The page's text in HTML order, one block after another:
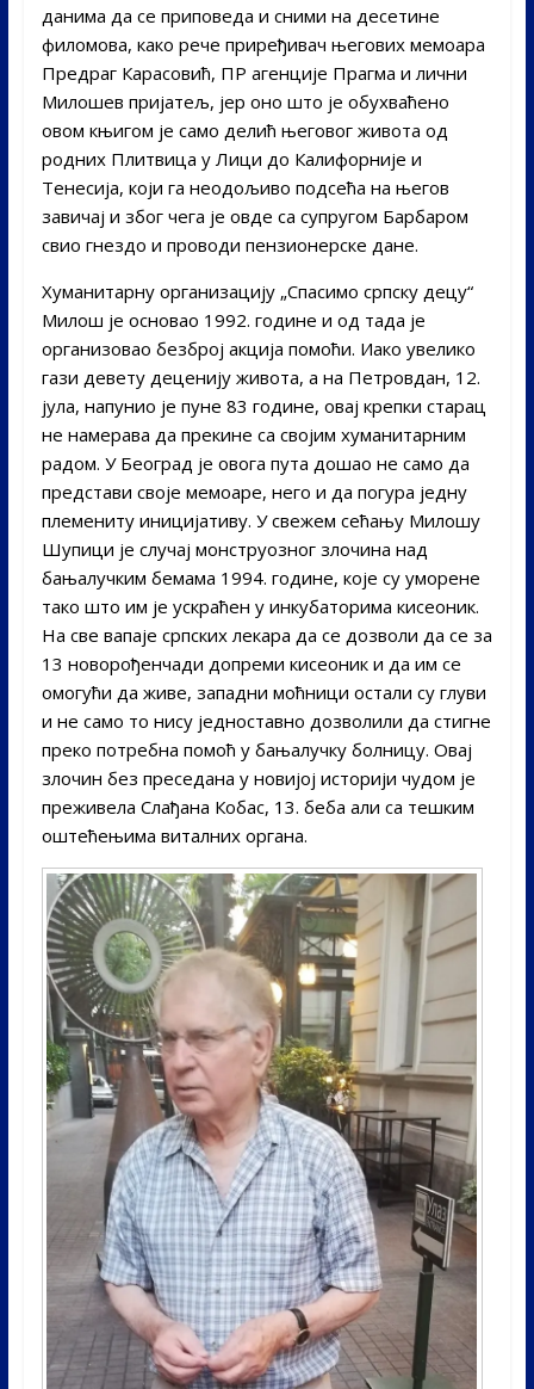
данима да се приповеда и сними на десетине
филомова, како рече приређивач његових мемоара
Предраг Карасовић, ПР агенције Прагма и лични
Милошев пријатељ, јер оно што је обухваћено
овом књигом је само делић његовог живота од
родних Плитвица у Лици до Калифорније и
Тенесија, који га неодољиво подсећа на његов
завичај и због чега је овде са супругом Барбаром
свио гнездо и проводи пензионерске дане.
Хуманитарну организацију „Спасимо српску децу“
Милош је основао 1992. године и од тада је
организовао безброј акција помоћи. Иако увелико
гази девету деценију живота, а на Петровдан, 12.
јула, напунио је пуне 83 године, овај крепки старац
не намерава да прекине са својим хуманитарним
радом. У Београд је овога пута дошао не само да
представи своје мемоаре, него и да погура једну
племениту иницијативу. У свежем сећању Милошу
Шупици је случај монструозног злочина над
бањалучким бемама 1994. године, које су уморене
тако што им је ускраћен у инкубаторима кисеоник.
На све вапаје српских лекара да се дозволи да се за
13 новорођенчади допреми кисеоник и да им се
омогући да живе, западни моћници остали су глуви
и не само то нису једноставно дозволили да стигне
преко потребна помоћ у бањалучку болницу. Овај
злочин без преседана у новијој историји чудом је
преживела Слађана Кобас, 13. беба али са тешким
оштећењима виталних органа.